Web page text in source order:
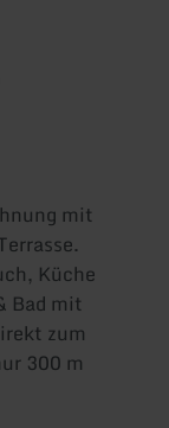
mit
Küche
Bad mit
zum
300 m